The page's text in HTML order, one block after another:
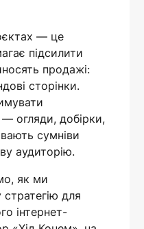
— це
підсилити
продажі:
сторінки.
огляди, добірки,
сумніви
аудиторію.
як ми
для
інтернет-